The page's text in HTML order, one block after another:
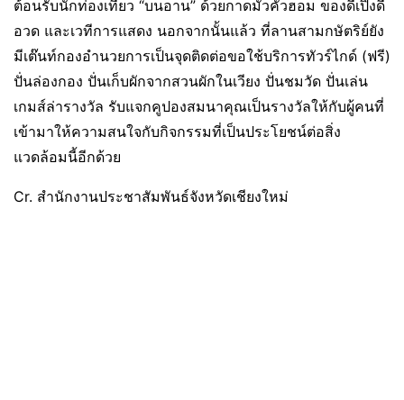
ต้อนรับนักท่องเที่ยว “บนอาน” ด้วยกาดมั่วคัวฮอม ของดีเปิงดี
อวด และเวทีการแสดง นอกจากนั้นแล้ว ที่ลานสามกษัตริย์ยัง
มีเต๊นท์กองอำนวยการเป็นจุดติดต่อขอใช้บริการทัวร์ไกด์ (ฟรี)
ปั่นล่องกอง ปั่นเก็บผักจากสวนผักในเวียง ปั่นชมวัด ปั่นเล่น
เกมส์ล่ารางวัล รับแจกคูปองสมนาคุณเป็นรางวัลให้กับผู้คนที่
เข้ามาให้ความสนใจกับกิจกรรมที่เป็นประโยชน์ต่อสิ่ง
แวดล้อมนี้อีกด้วย
Cr. สำนักงานประชาสัมพันธ์จังหวัดเชียงใหม่